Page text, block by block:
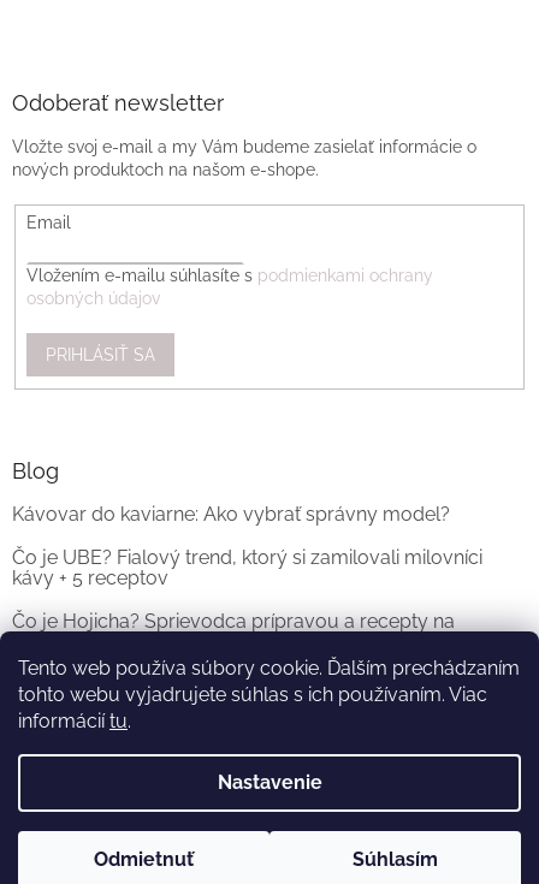
Tento web používa súbory cookie. Ďalším prechádzaním
tohto webu vyjadrujete súhlas s ich používaním. Viac
informáciítu.
Nastavenie
Odmietnuť Súhlasím
Odoberať newsletter
Vložte svoj e-mail a my Vám budeme zasielať informácie o
nových produktoch na našom e-shope.
Email
Vložením e-mailu súhlasíte s podmienkami ochrany
osobných údajov
PRIHLÁSIŤ SA
Blog
Kávovar do kaviarne: Ako vybrať správny model?
Čo je UBE? Fialový trend, ktorý si zamilovali milovníci
kávy + 5 receptov
Čo je Hojicha? Sprievodca prípravou a recepty na
ARCHÍV
Vytvoril Shoptet a
Copyright 2026 . Všetky práva vyhradené.